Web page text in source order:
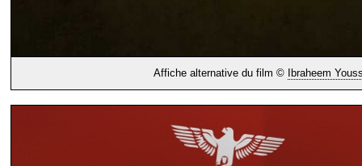
Affiche alternative du film © Ibraheem